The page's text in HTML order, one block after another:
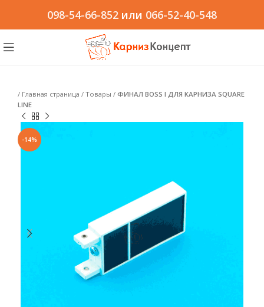
098-54-66-852 или 066-52-40-548
/ Главная страница / Товары / ФИНАЛ BOSS I ДЛЯ КАРНИЗА SQUARE
LINE
-14%